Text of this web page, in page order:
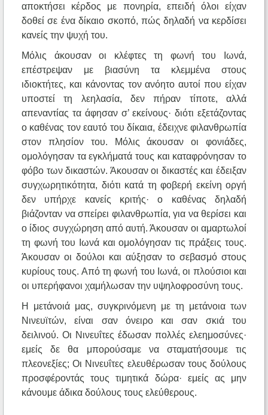
αποκτήσει κέρδος με πονηρία, επειδή όλοι είχαν
δοθεί σε ένα δίκαιο σκοπό, πώς δηλαδή να κερδίσει
κανείς την ψυχή του.
Μόλις άκουσαν οι κλέφτες τη φωνή του Ιωνά,
επέστρεψαν με βιασύνη τα κλεμμένα στους
ιδιοκτήτες, και κάνοντας τον ανόητο αυτοί που είχαν
υποστεί τη λεηλασία, δεν πήραν τίποτε, αλλά
απεναντίας τα άφησαν σ’ εκείνους· διότι εξετάζοντας
ο καθένας τον εαυτό του δίκαια, έδειχνε φιλανθρωπία
στον πλησίον του. Μόλις άκουσαν οι φονιάδες,
ομολόγησαν τα εγκλήματά τους και καταφρόνησαν το
φόβο των δικαστών. Άκουσαν οι δικαστές και έδειξαν
συγχωρητικότητα, διότι κατά τη φοβερή εκείνη οργή
δεν υπήρχε κανείς κριτής· ο καθένας δηλαδή
βιάζονταν να σπείρει φιλανθρωπία, για να θερίσει και
ο ίδιος συγχώρηση από αυτή. Άκουσαν οι αμαρτωλοί
τη φωνή του Ιωνά και ομολόγησαν τις πράξεις τους.
Άκουσαν οι δούλοι και αύξησαν το σεβασμό στους
κυρίους τους. Από τη φωνή του Ιωνά, οι πλούσιοι και
οι υπερήφανοι χαμήλωσαν την υψηλοφροσύνη τους.
Η μετάνοιά μας, συγκρινόμενη με τη μετάνοια των
Νινευϊτών, είναι σαν όνειρο και σαν σκιά του
δειλινού. Οι Νινευΐτες έδωσαν πολλές ελεημοσύνες·
εμείς δε θα μπορούσαμε να σταματήσουμε τις
πλεονεξίες; Οι Νινευΐτες ελευθέρωσαν τους δούλους
προσφέροντάς τους τιμητικά δώρα· εμείς ας μην
κάνουμε άδικα δούλους τους ελεύθερους.